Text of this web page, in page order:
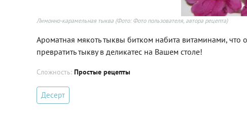
Лимонно-карамельная тыква (Фото: Фото пользователя, автора рецепта)
Ароматная мякоть тыквы битком набита витаминами,
превратить тыкву в деликатес на Вашем столе!
Сложность: Простые рецепты
Десерт